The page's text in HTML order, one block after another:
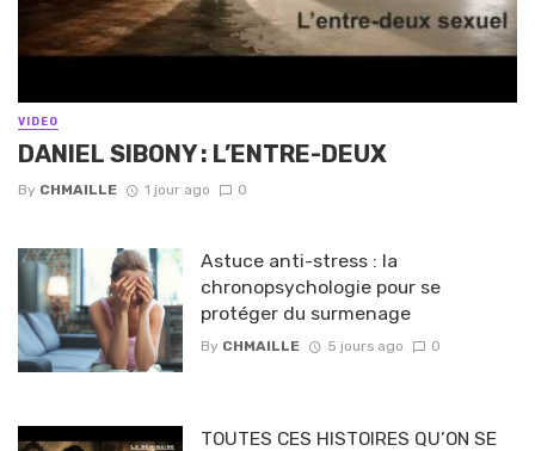
VIDEO
DANIEL SIBONY : L’ENTRE-DEUX
By CHMAILLE 1 jour ago 0
Astuce anti-stress : la
chronopsychologie pour se
protéger du surmenage
By CHMAILLE 5 jours ago 0
TOUTES CES HISTOIRES QU’ON SE